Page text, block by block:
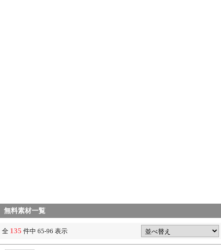
無料素材一覧
全 135 件中 65-96 表示